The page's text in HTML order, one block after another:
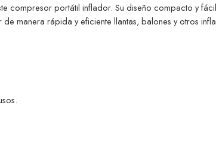
compresor portátil inflador. Su diseño compacto y
manera rápida y eficiente llantas, balones y otros